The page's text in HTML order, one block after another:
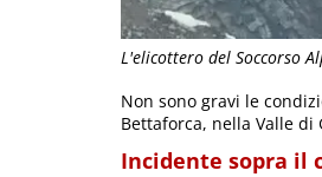
L'elicottero del Soccorso
Non sono gravi le
Bettaforca, nella Valle di
Incidente sopra il